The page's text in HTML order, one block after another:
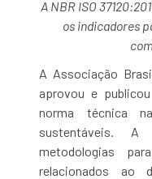
A NBR ISO
os indicadores
A Associação
aprovou e
norma técnica
sustentáveis.
metodologias
relacionados ao